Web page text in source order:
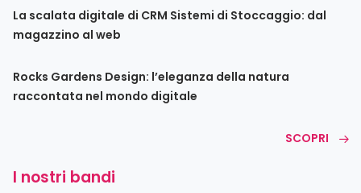
La scalata digitale di CRM Sistemi di Stoccaggio: dal
magazzino al web
Rocks Gardens Design: l’eleganza della natura
raccontata nel mondo digitale
SCOPRI
I nostri bandi